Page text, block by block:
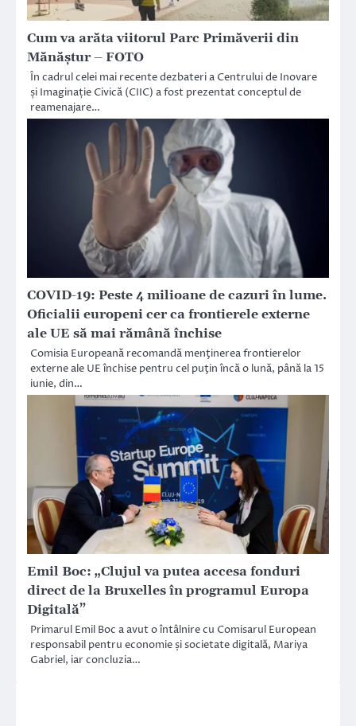
Cum va arăta viitorul Parc Primăverii din
Mănăștur – FOTO
În cadrul celei mai recente dezbateri a Centrului de Inovare
și Imaginație Civică (CIIC) a fost prezentat conceptul de
reamenajare…
COVID-19: Peste 4 milioane de cazuri în lume.
Oficialii europeni cer ca frontierele externe
ale UE să mai rămână închise
Comisia Europeană recomandă menţinerea frontierelor
externe ale UE închise pentru cel puţin încă o lună, până la 15
iunie, din…
Emil Boc: „Clujul va putea accesa fonduri
direct de la Bruxelles în programul Europa
Digitală”
Primarul Emil Boc a avut o întâlnire cu Comisarul European
responsabil pentru economie și societate digitală, Mariya
Gabriel, iar concluzia…